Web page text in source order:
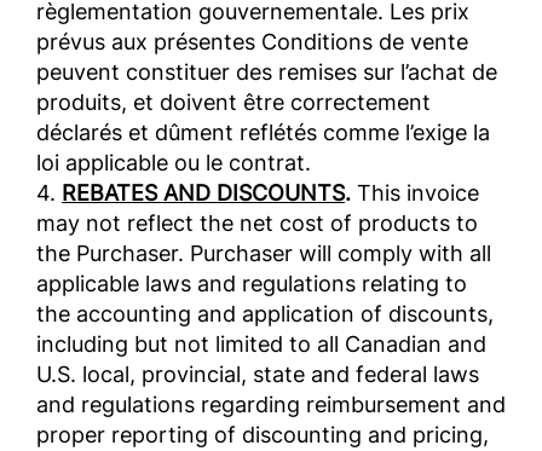
règlementation gouvernementale. Les prix
prévus aux présentes Conditions de vente
peuvent constituer des remises sur l’achat de
produits, et doivent être correctement
déclarés et dûment reflétés comme l’exige la
loi applicable ou le contrat.
4. REBATES AND DISCOUNTS. This invoice
may not reflect the net cost of products to
the Purchaser. Purchaser will comply with all
applicable laws and regulations relating to
the accounting and application of discounts,
including but not limited to all Canadian and
U.S. local, provincial, state and federal laws
and regulations regarding reimbursement and
proper reporting of discounting and pricing,